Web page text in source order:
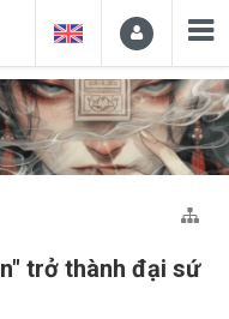
trở thành đại sứ